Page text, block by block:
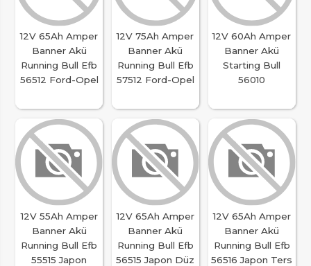
12V 65Ah Amper
Banner Akü
Running Bull Efb
56512 Ford-Opel
12V 75Ah Amper
Banner Akü
Running Bull Efb
57512 Ford-Opel
12V 60Ah Amper
Banner Akü
Starting Bull
56010
12V 55Ah Amper
Banner Akü
Running Bull Efb
55515 Japon
12V 65Ah Amper
Banner Akü
Running Bull Efb
56515 Japon Düz
12V 65Ah Amper
Banner Akü
Running Bull Efb
56516 Japon Ters